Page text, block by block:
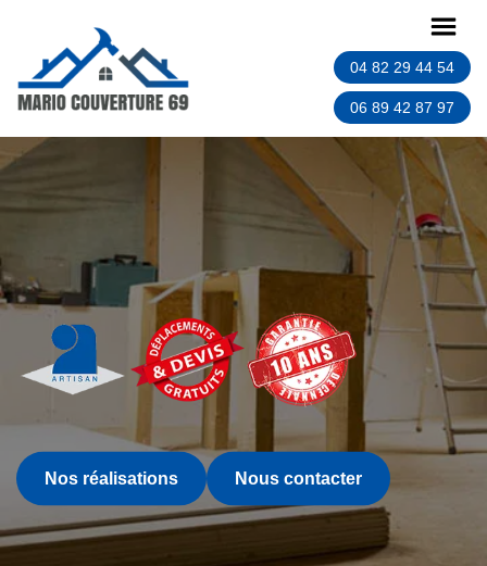
04 82 29 44 54
06 89 42 87 97
Nos réalisations Nous contacter